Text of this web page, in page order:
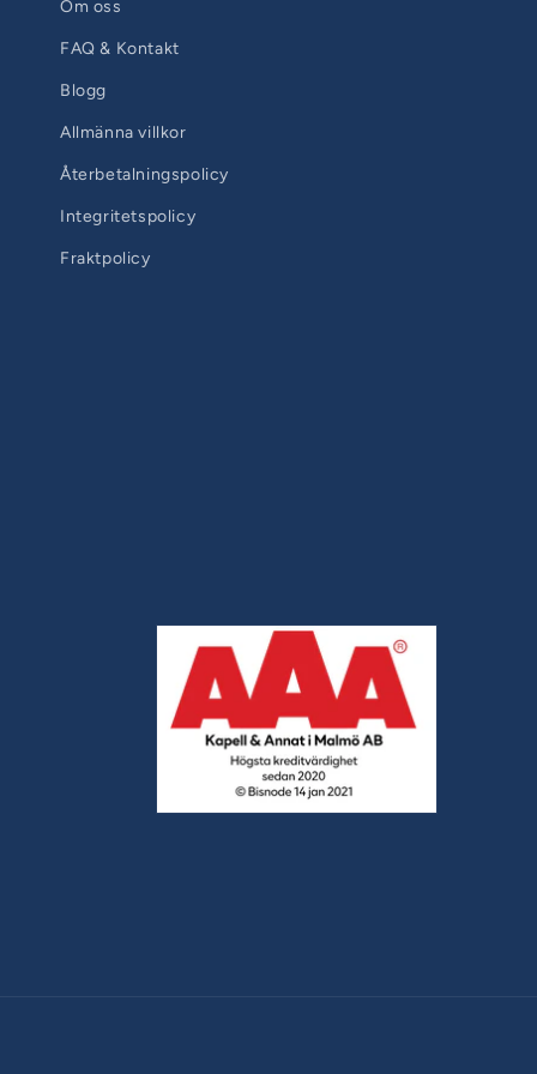
Om oss
FAQ & Kontakt
Blogg
Allmänna villkor
Återbetalningspolicy
Integritetspolicy
Fraktpolicy